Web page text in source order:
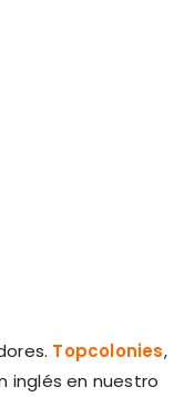
Topcolonies,
inglés en nuestro